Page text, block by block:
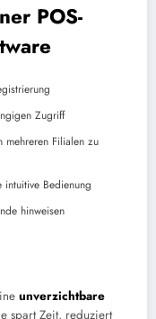
POS-
Zugriff
mehreren Filialen zu
Bedienung
hinweisen
unverzichtbare
spart Zeit, reduziert